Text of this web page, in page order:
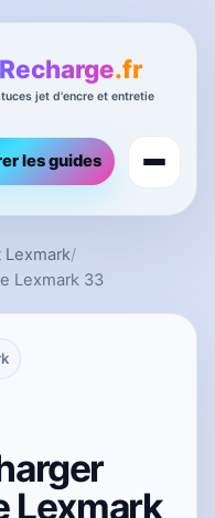
les guides
Lexmark/
Lexmark 33
Lexmark